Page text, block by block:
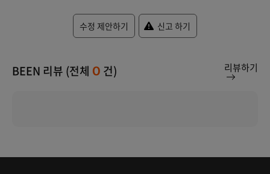
수정 제안하기 신고 하기
BEEN 리뷰 (전체 0 건) 리뷰하기